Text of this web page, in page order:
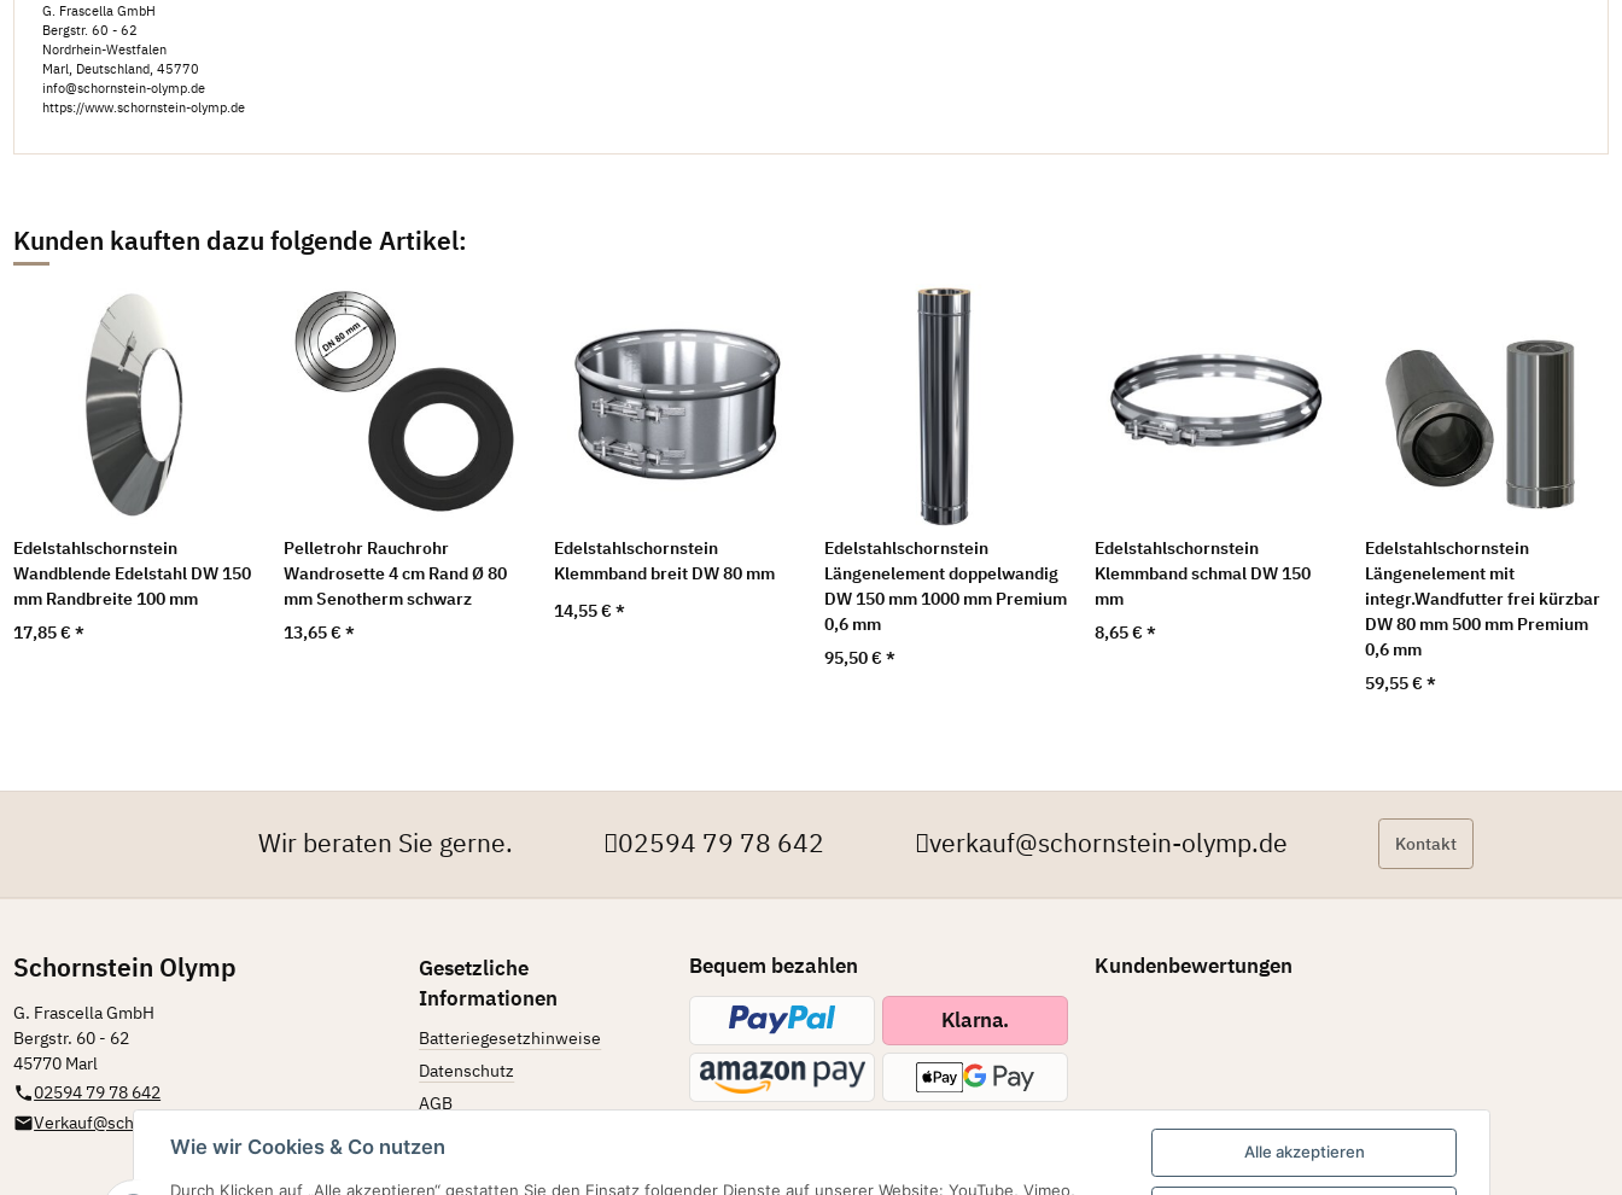
Wie wir Cookies & Co nutzen
Durch Klicken auf „Alle akzeptieren“ gestatten Sie den Einsatz folgender Dienste auf unserer Website: YouTube, Vimeo,
Alle akzeptieren
G. Frascella GmbH
Bergstr. 60 - 62
Nordrhein-Westfalen
Marl, Deutschland, 45770
info@schornstein-olymp.de
https://www.schornstein-olymp.de
Kunden kauften dazu folgende Artikel:
Edelstahlschornstein
Wandblende Edelstahl DW 150
mm Randbreite 100 mm
17,85 €*
Pelletrohr Rauchrohr
Wandrosette 4 cm Rand Ø 80
mm Senotherm schwarz
13,65 €*
Edelstahlschornstein
Klemmband breit DW 80 mm
14,55 €*
Edelstahlschornstein
Längenelement doppelwandig
DW 150 mm 1000 mm Premium
0,6 mm
95,50 €*
Edelstahlschornstein
Klemmband schmal DW 150
mm
8,65 €*
Edelstahlschornstein
Längenelement mit
integr.Wandfutter frei kürzbar
DW 80 mm 500 mm Premium
0,6 mm
59,55 €*
Wir beraten Sie gerne. 02594 79 78 642 verkauf@schornstein-olymp.de Kontakt
Schornstein Olymp
G. Frascella GmbH
Bergstr. 60 - 62
45770 Marl
02594 79 78 642
Verkauf@schornstein-olymp.de
Gesetzliche
Informationen
Batteriegesetzhinweise
Datenschutz
AGB
Bequem bezahlen
Klarna.
Kundenbewertungen